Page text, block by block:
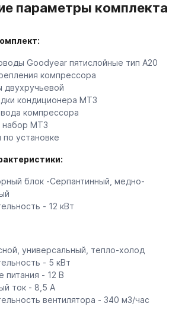
параметры комплекта
Goodyear пятислойные тип А20
компрессора
кондиционера МТЗ
компрессора
МТЗ
по установке
блок -Серпантинный, медно-
- 12 кВт
универсальный, тепло-холод
- 5 кВт
питания - 12 В
ток - 8,5 А
вентилятора - 340 м3/час